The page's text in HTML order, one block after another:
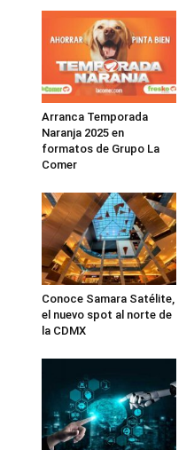
Arranca Temporada
Naranja 2025 en
formatos de Grupo La
Comer
Conoce Samara Satélite,
el nuevo spot al norte de
la CDMX